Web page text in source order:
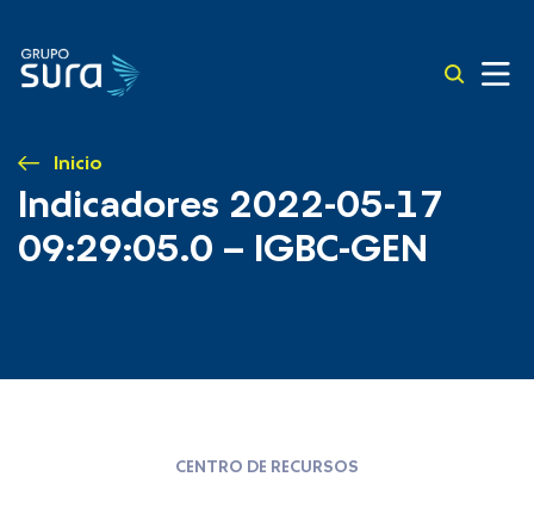
Inicio
Indicadores 2022-05-17
09:29:05.0 – IGBC-GEN
CENTRO DE RECURSOS